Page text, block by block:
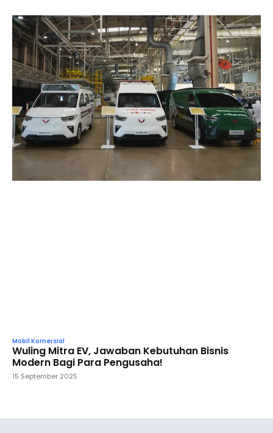
Mobil Komersial
Wuling Mitra EV, Jawaban Kebutuhan Bisnis
Modern Bagi Para Pengusaha!
15 September 2025